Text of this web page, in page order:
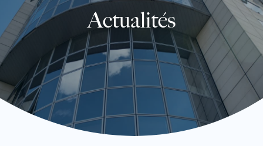
Actualités